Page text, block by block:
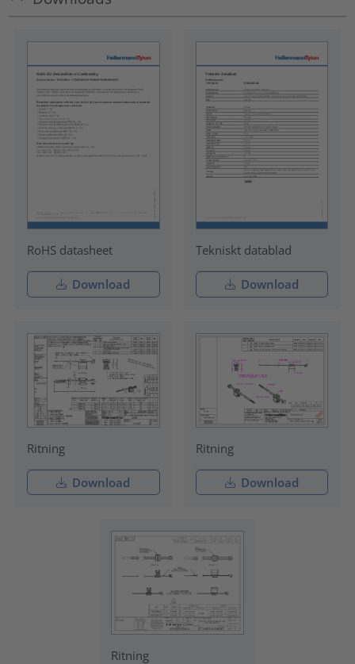
RoHS datasheet
Download
Tekniskt datablad
Download
Ritning
Download
Ritning
Download
Ritning